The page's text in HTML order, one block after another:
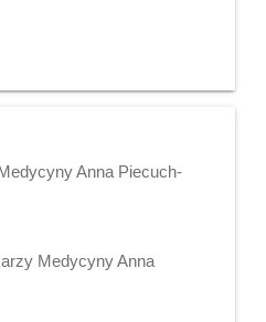
Anna Piecuch-
Medycyny Anna